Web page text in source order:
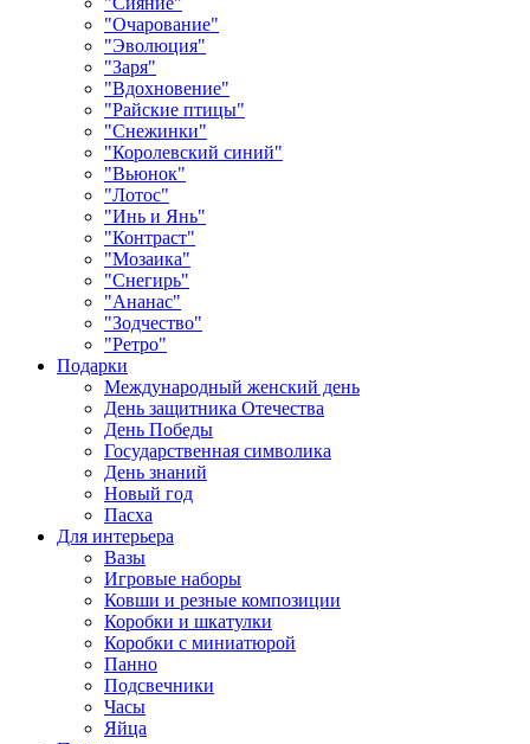
"Очарование"
"Эволюция"
"Заря"
"Вдохновение"
"Райские птицы"
"Снежинки"
"Королевский синий"
"Вьюнок"
"Лотос"
"Инь и Янь"
"Контраст"
"Мозаика"
"Снегирь"
"Ананас"
"Зодчество"
"Ретро"
Подарки
Международный женский день
День защитника Отечества
День Победы
Государственная символика
День знаний
Новый год
Пасха
Для интерьера
Вазы
Игровые наборы
Ковши и резные композиции
Коробки и шкатулки
Коробки с миниатюрой
Панно
Подсвечники
Часы
Яйца